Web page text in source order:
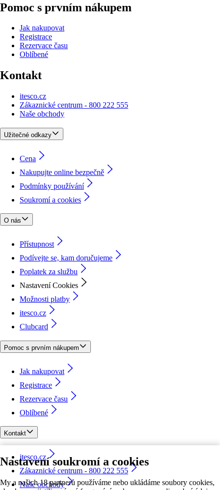
Nastavení soukromí a cookies
My a našich 18 partnerů používáme nebo ukládáme soubory cookies,
Pomoc s prvním nákupem
Jak nakupovat
Registrace
Rezervace času
Oblíbené
Kontakt
itesco.cz
Zákaznické centrum - 800 222 555
Naše obchody
Užitečné odkazy
Cena
Nakupujte online bezpečně
Podmínky používání
Soukromí a cookies
O nás
Přístupnost
Podívejte se, kam doručujeme
Poplatek za službu
Nastavení Cookies
Možnosti platby
itesco.cz
Clubcard
Pomoc s prvním nákupem
Jak nakupovat
Registrace
Rezervace času
Oblíbené
Kontakt
itesco.cz
Zákaznické centrum - 800 222 555
Naše obchody